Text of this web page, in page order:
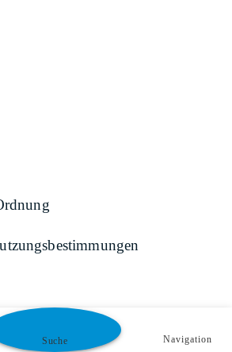
Suche Navigation